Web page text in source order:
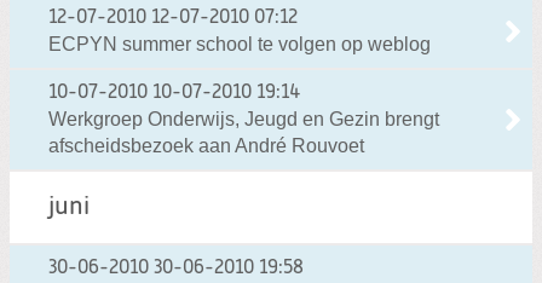
12-07-2010 12-07-2010 07:12
ECPYN summer school te volgen op weblog
10-07-2010 10-07-2010 19:14
Werkgroep Onderwijs, Jeugd en Gezin brengt
afscheidsbezoek aan André Rouvoet
juni
30-06-2010 30-06-2010 19:58